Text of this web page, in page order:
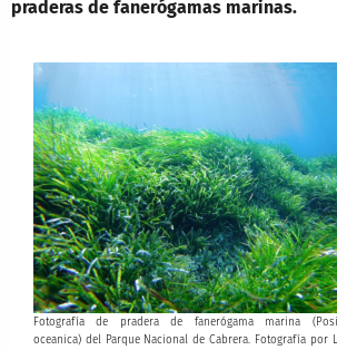
praderas de fanerógamas marinas.
Fotografía de pradera de fanerógama marina
oceanica) del Parque Nacional de Cabrera. Fotografía por